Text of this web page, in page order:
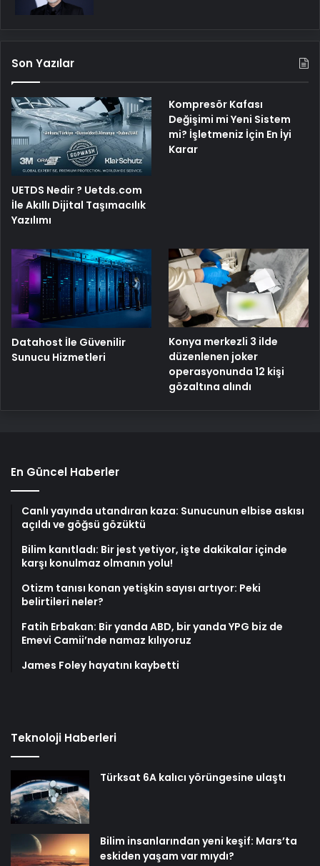
Son Yazılar
UETDS Nedir ? Uetds.com
İle Akıllı Dijital Taşımacılık
Yazılımı
Kompresör Kafası
Değişimi mi Yeni Sistem
mi? İşletmeniz İçin En İyi
Karar
Datahost İle Güvenilir
Sunucu Hizmetleri
Konya merkezli 3 ilde
düzenlenen joker
operasyonunda 12 kişi
gözaltına alındı
En Güncel Haberler
Canlı yayında utandıran kaza: Sunucunun elbise askısı
açıldı ve göğsü gözüktü
Bilim kanıtladı: Bir jest yetiyor, işte dakikalar içinde
karşı konulmaz olmanın yolu!
Otizm tanısı konan yetişkin sayısı artıyor: Peki
belirtileri neler?
Fatih Erbakan: Bir yanda ABD, bir yanda YPG biz de
Emevi Camii’nde namaz kılıyoruz
James Foley hayatını kaybetti
Teknoloji Haberleri
Türksat 6A kalıcı yörüngesine ulaştı
Bilim insanlarından yeni keşif: Mars’ta
eskiden yaşam var mıydı?